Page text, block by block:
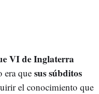
VI de Inglaterra
era que sus súbditos
el conocimiento que